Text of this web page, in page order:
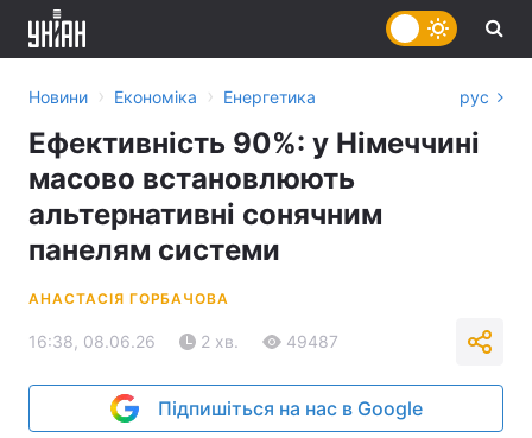
Новини › Економіка › Енергетика рус
Ефективність 90%: у Німеччині
масово встановлюють
альтернативні сонячним
панелям системи
АНАСТАСІЯ ГОРБАЧОВА
16:38, 08.06.26 2 хв. 49487
Підпишіться на нас в Google